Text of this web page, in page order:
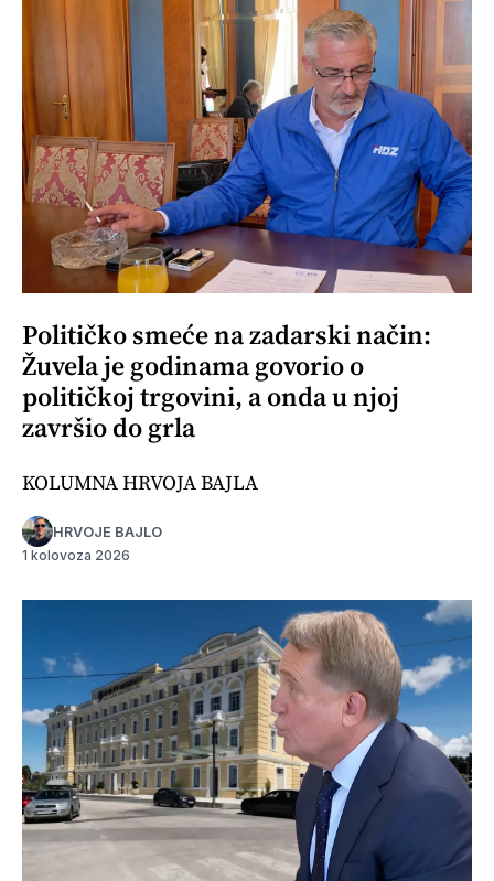
Političko smeće na zadarski način:
Žuvela je godinama govorio o
političkoj trgovini, a onda u njoj
završio do grla
KOLUMNA HRVOJA BAJLA
HRVOJE BAJLO
1 kolovoza 2026